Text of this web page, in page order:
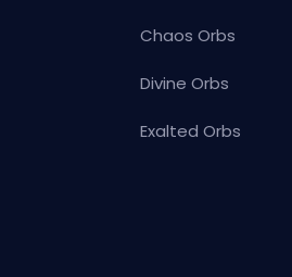
Chaos Orbs
Divine Orbs
Exalted Orbs